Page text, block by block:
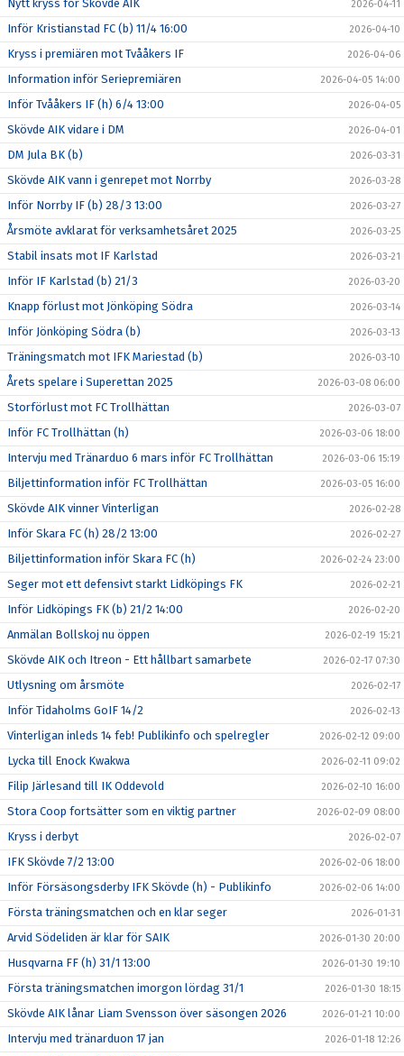
Nytt kryss för Skövde AIK 2026-04-11
Inför Kristianstad FC (b) 11/4 16:00 2026-04-10
Kryss i premiären mot Tvååkers IF 2026-04-06
Information inför Seriepremiären 2026-04-05 14:00
Inför Tvååkers IF (h) 6/4 13:00 2026-04-05
Skövde AIK vidare i DM 2026-04-01
DM Jula BK (b) 2026-03-31
Skövde AIK vann i genrepet mot Norrby 2026-03-28
Inför Norrby IF (b) 28/3 13:00 2026-03-27
Årsmöte avklarat för verksamhetsåret 2025 2026-03-25
Stabil insats mot IF Karlstad 2026-03-21
Inför IF Karlstad (b) 21/3 2026-03-20
Knapp förlust mot Jönköping Södra 2026-03-14
Inför Jönköping Södra (b) 2026-03-13
Träningsmatch mot IFK Mariestad (b) 2026-03-10
Årets spelare i Superettan 2025 2026-03-08 06:00
Storförlust mot FC Trollhättan 2026-03-07
Inför FC Trollhättan (h) 2026-03-06 18:00
Intervju med Tränarduo 6 mars inför FC Trollhättan 2026-03-06 15:19
Biljettinformation inför FC Trollhättan 2026-03-05 16:00
Skövde AIK vinner Vinterligan 2026-02-28
Inför Skara FC (h) 28/2 13:00 2026-02-27
Biljettinformation inför Skara FC (h) 2026-02-24 23:00
Seger mot ett defensivt starkt Lidköpings FK 2026-02-21
Inför Lidköpings FK (b) 21/2 14:00 2026-02-20
Anmälan Bollskoj nu öppen 2026-02-19 15:21
Skövde AIK och Itreon - Ett hållbart samarbete 2026-02-17 07:30
Utlysning om årsmöte 2026-02-17
Inför Tidaholms GoIF 14/2 2026-02-13
Vinterligan inleds 14 feb! Publikinfo och spelregler 2026-02-12 09:00
Lycka till Enock Kwakwa 2026-02-11 09:02
Filip Järlesand till IK Oddevold 2026-02-10 16:00
Stora Coop fortsätter som en viktig partner 2026-02-09 08:00
Kryss i derbyt 2026-02-07
IFK Skövde 7/2 13:00 2026-02-06 18:00
Inför Försäsongsderby IFK Skövde (h) - Publikinfo 2026-02-06 14:00
Första träningsmatchen och en klar seger 2026-01-31
Arvid Södeliden är klar för SAIK 2026-01-30 20:00
Husqvarna FF (h) 31/1 13:00 2026-01-30 19:10
Första träningsmatchen imorgon lördag 31/1 2026-01-30 18:15
Skövde AIK lånar Liam Svensson över säsongen 2026 2026-01-21 10:00
Intervju med tränarduon 17 jan 2026-01-18 12:26